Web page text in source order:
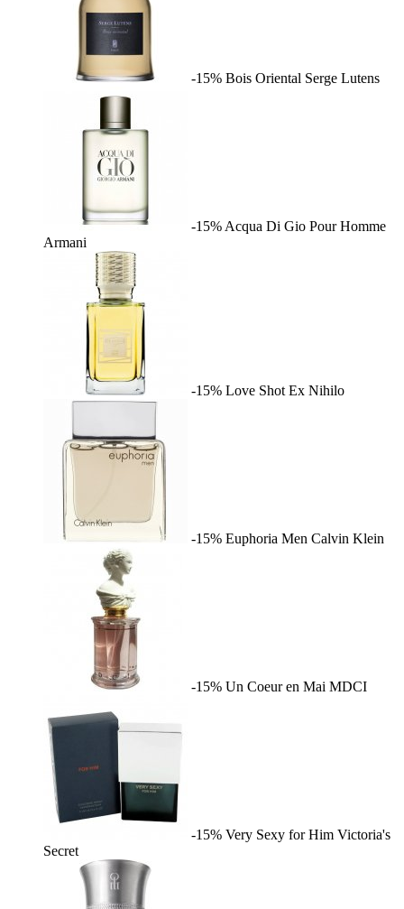
-15% Bois Oriental Serge Lutens
-15% Acqua Di Gio Pour Homme
Armani
-15% Love Shot Ex Nihilo
-15% Euphoria Men Calvin Klein
-15% Un Coeur en Mai MDCI
-15% Very Sexy for Him Victoria's
Secret